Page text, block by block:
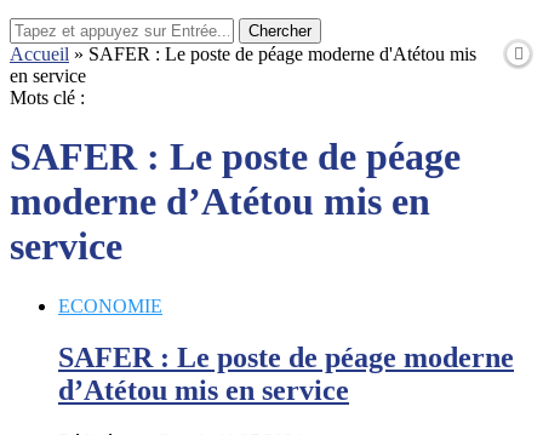
Chercher
Accueil » SAFER : Le poste de péage moderne d'Atétou mis
en service
Mots clé :
SAFER : Le poste de péage
moderne d’Atétou mis en
service
ECONOMIE
SAFER : Le poste de péage moderne
d’Atétou mis en service